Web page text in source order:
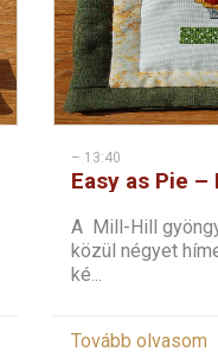
– 13:40
Easy as Pie
A Mill-Hill
közül négyet
ké...
Tovább olvasom